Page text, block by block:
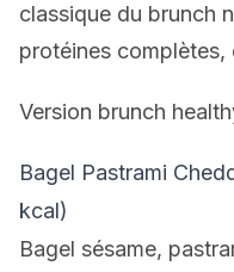
classique du brunch
protéines complètes,
Version brunch
Bagel Pastrami
kcal)
Bagel sésame,